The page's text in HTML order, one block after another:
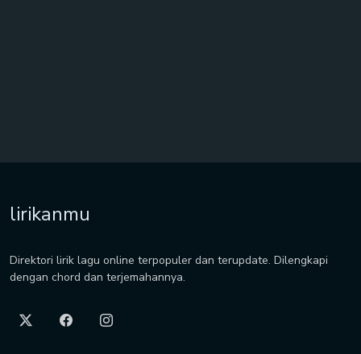
lirikanmu
Direktori lirik lagu online terpopuler dan terupdate. Dilengkapi
dengan chord dan terjemahannya.